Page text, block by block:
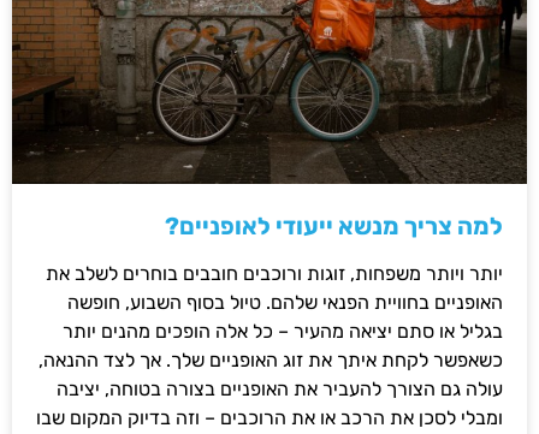
למה צריך מנשא ייעודי לאופניים?
יותר ויותר משפחות, זוגות ורוכבים חובבים בוחרים לשלב את
האופניים בחוויית הפנאי שלהם. טיול בסוף השבוע, חופשה
בגליל או סתם יציאה מהעיר – כל אלה הופכים מהנים יותר
כשאפשר לקחת איתך את זוג האופניים שלך. אך לצד ההנאה,
עולה גם הצורך להעביר את האופניים בצורה בטוחה, יציבה
ומבלי לסכן את הרכב או את הרוכבים – וזה בדיוק המקום שבו